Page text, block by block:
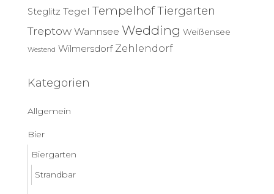
Steglitz Tegel TempelhofTiergarten
Treptow Wannsee Wedding Weißensee
Westend Wilmersdorf Zehlendorf
Kategorien
Allgemein
Bier
Biergarten
Strandbar